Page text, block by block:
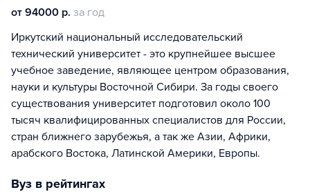
от 94000 р. за год
Иркутский национальный исследовательский
технический университет - это крупнейшее высшее
учебное заведение, являющее центром образования,
науки и культуры Восточной Сибири. За годы своего
существования университет подготовил около 100
тысяч квалифицированных специалистов для России,
стран ближнего зарубежья, а так же Азии, Африки,
арабского Востока, Латинской Америки, Европы.
Вуз в рейтингах